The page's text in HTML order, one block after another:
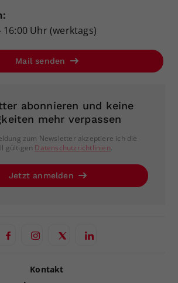
16:00 Uhr (werktags)
Mail senden
abonnieren und keine
mehr verpassen
zum Newsletter akzeptiere ich die
gültigen Datenschutzrichtlinien.
Jetzt anmelden
Kontakt